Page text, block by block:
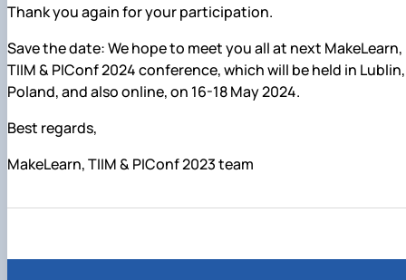
Thank you again for your participation.
Save the date: We hope to meet you all at next MakeLearn,
TIIM & PIConf 2024 conference, which will be held in Lublin,
Poland, and also online, on 16-18 May 2024.
Best regards,
MakeLearn, TIIM & PIConf 2023 team